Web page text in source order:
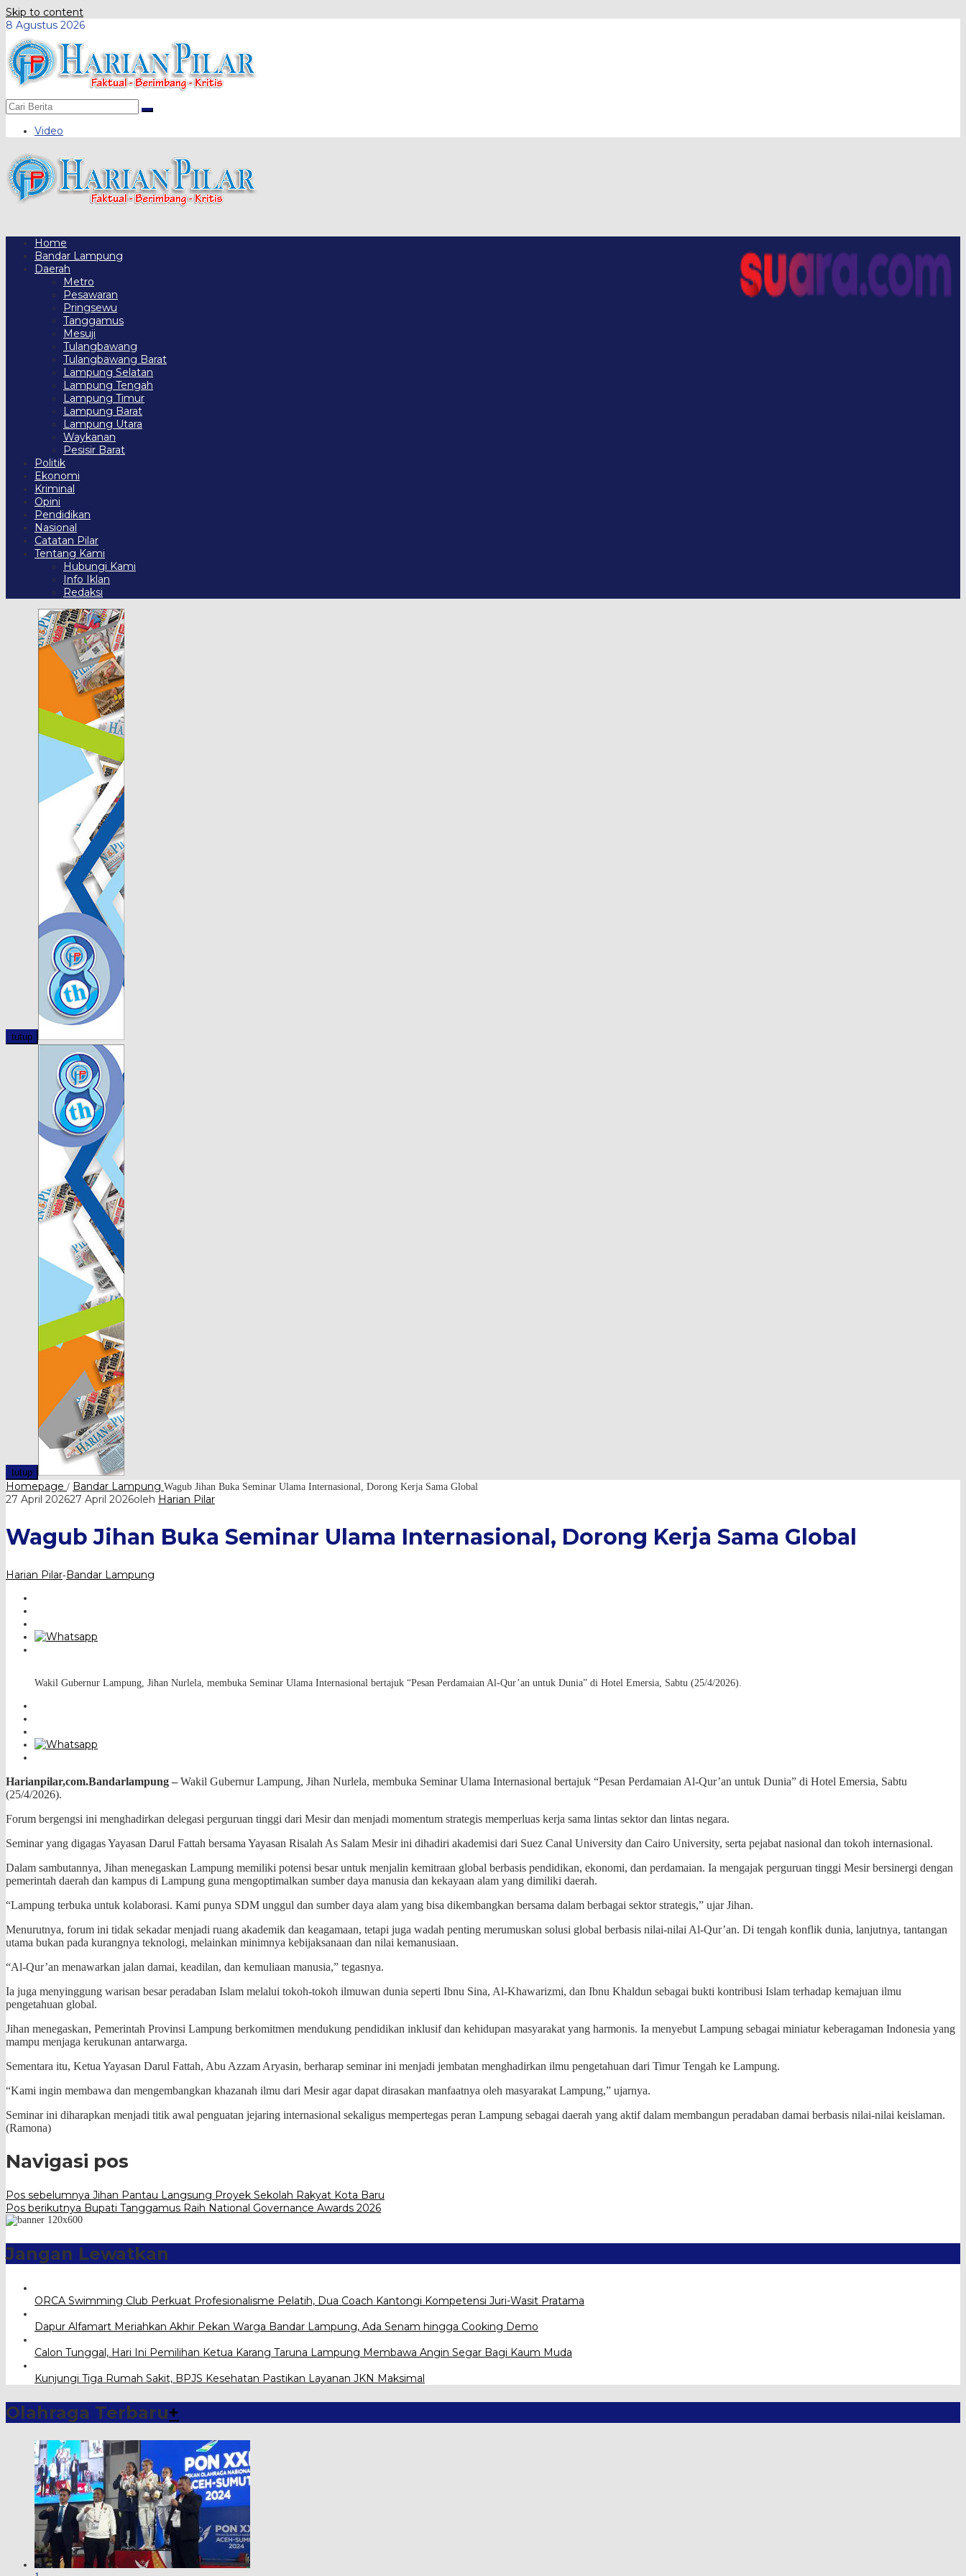
Skip to content
8 Agustus 2026
Video
Home
Bandar Lampung
Daerah
Metro
Pesawaran
Pringsewu
Tanggamus
Mesuji
Tulangbawang
Tulangbawang Barat
Lampung Selatan
Lampung Tengah
Lampung Timur
Lampung Barat
Lampung Utara
Waykanan
Pesisir Barat
Politik
Ekonomi
Kriminal
Opini
Pendidikan
Nasional
Catatan Pilar
Tentang Kami
Hubungi Kami
Info Iklan
Redaksi
tutup
tutup
Homepage / Bandar Lampung Wagub Jihan Buka Seminar Ulama Internasional, Dorong Kerja Sama Global
27 April 202627 April 2026oleh Harian Pilar
Wagub Jihan Buka Seminar Ulama Internasional, Dorong Kerja Sama Global
Harian Pilar-Bandar Lampung
Wakil Gubernur Lampung, Jihan Nurlela, membuka Seminar Ulama Internasional bertajuk “Pesan Perdamaian Al-Qur’an untuk Dunia” di Hotel Emersia, Sabtu (25/4/2026).
Harianpilar,com.Bandarlampung – Wakil Gubernur Lampung, Jihan Nurlela, membuka Seminar Ulama Internasional bertajuk “Pesan Perdamaian Al-Qur’an untuk Dunia” di Hotel Emersia, Sabtu
(25/4/2026).
Forum bergengsi ini menghadirkan delegasi perguruan tinggi dari Mesir dan menjadi momentum strategis memperluas kerja sama lintas sektor dan lintas negara.
Seminar yang digagas Yayasan Darul Fattah bersama Yayasan Risalah As Salam Mesir ini dihadiri akademisi dari Suez Canal University dan Cairo University, serta pejabat nasional dan tokoh internasional.
Dalam sambutannya, Jihan menegaskan Lampung memiliki potensi besar untuk menjalin kemitraan global berbasis pendidikan, ekonomi, dan perdamaian. Ia mengajak perguruan tinggi Mesir bersinergi dengan
pemerintah daerah dan kampus di Lampung guna mengoptimalkan sumber daya manusia dan kekayaan alam yang dimiliki daerah.
“Lampung terbuka untuk kolaborasi. Kami punya SDM unggul dan sumber daya alam yang bisa dikembangkan bersama dalam berbagai sektor strategis,” ujar Jihan.
Menurutnya, forum ini tidak sekadar menjadi ruang akademik dan keagamaan, tetapi juga wadah penting merumuskan solusi global berbasis nilai-nilai Al-Qur’an. Di tengah konflik dunia, lanjutnya, tantangan
utama bukan pada kurangnya teknologi, melainkan minimnya kebijaksanaan dan nilai kemanusiaan.
“Al-Qur’an menawarkan jalan damai, keadilan, dan kemuliaan manusia,” tegasnya.
Ia juga menyinggung warisan besar peradaban Islam melalui tokoh-tokoh ilmuwan dunia seperti Ibnu Sina, Al-Khawarizmi, dan Ibnu Khaldun sebagai bukti kontribusi Islam terhadap kemajuan ilmu
pengetahuan global.
Jihan menegaskan, Pemerintah Provinsi Lampung berkomitmen mendukung pendidikan inklusif dan kehidupan masyarakat yang harmonis. Ia menyebut Lampung sebagai miniatur keberagaman Indonesia yang
mampu menjaga kerukunan antarwarga.
Sementara itu, Ketua Yayasan Darul Fattah, Abu Azzam Aryasin, berharap seminar ini menjadi jembatan menghadirkan ilmu pengetahuan dari Timur Tengah ke Lampung.
“Kami ingin membawa dan mengembangkan khazanah ilmu dari Mesir agar dapat dirasakan manfaatnya oleh masyarakat Lampung,” ujarnya.
Seminar ini diharapkan menjadi titik awal penguatan jejaring internasional sekaligus mempertegas peran Lampung sebagai daerah yang aktif dalam membangun peradaban damai berbasis nilai-nilai keislaman.
(Ramona)
Navigasi pos
Pos sebelumnya Jihan Pantau Langsung Proyek Sekolah Rakyat Kota Baru
Pos berikutnya Bupati Tanggamus Raih National Governance Awards 2026
Jangan Lewatkan
ORCA Swimming Club Perkuat Profesionalisme Pelatih, Dua Coach Kantongi Kompetensi Juri-Wasit Pratama
Dapur Alfamart Meriahkan Akhir Pekan Warga Bandar Lampung, Ada Senam hingga Cooking Demo
Calon Tunggal, Hari Ini Pemilihan Ketua Karang Taruna Lampung Membawa Angin Segar Bagi Kaum Muda
Kunjungi Tiga Rumah Sakit, BPJS Kesehatan Pastikan Layanan JKN Maksimal
Olahraga Terbaru+